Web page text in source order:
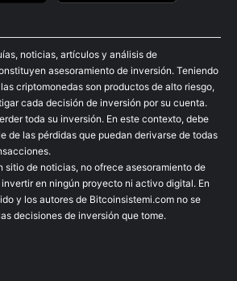
noticias, artículos y análisis de
asesoramiento de inversión. Teniendo
criptomonedas son productos de alto riesgo,
cada decisión de inversión por su cuenta.
toda su inversión. En este contexto, debe
de las pérdidas que puedan derivarse de todas
sitio de noticias, no ofrece asesoramiento de
en ningún proyecto ni activo digital. En
y los autores de Bitcoinsistemi.com no se
decisiones de inversión que tome.